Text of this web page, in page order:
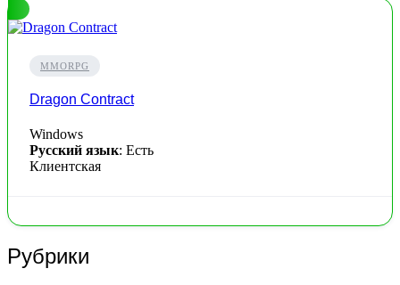
MMORPG
Dragon Contract
Windows
Русский язык: Есть
Клиентская
Рубрики